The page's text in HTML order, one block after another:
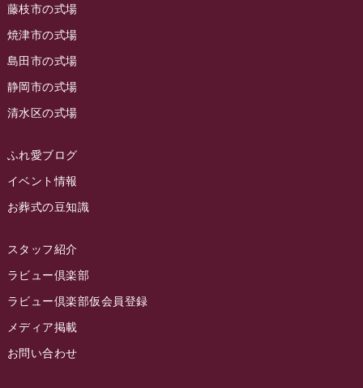
2023年7月
2023年6月
2023年5月
2023年4月
2023年3月
2023年2月
2023年1月
2022年12月
2022年9月
2022年8月
2022年7月
ラビュー藤枝駅北
ラビュー清水飯田
ラビュー西焼津
ラビュー島田六合
ラビュー金谷
ラビュー藤枝本町
藤枝市の式場
焼津市の式場
島田市の式場
静岡市の式場
清水区の式場
ふれ愛ブログ
イベント情報
お葬式の豆知識
スタッフ紹介
ラビュー倶楽部
ラビュー倶楽部仮会員登録
メディア掲載
お問い合わせ